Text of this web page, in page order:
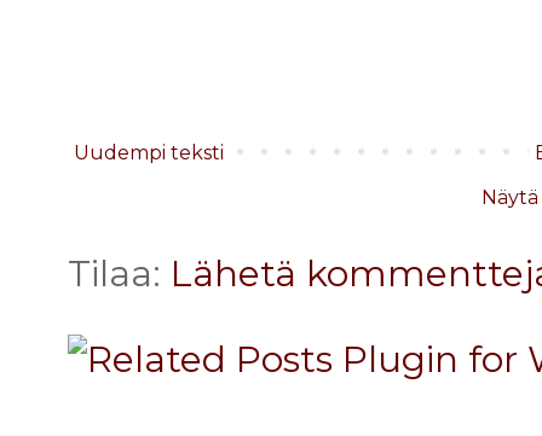
Uudempi teksti
Tilaa: Lähetä